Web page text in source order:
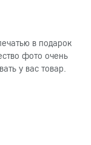
в подарок
фото очень
у вас товар.